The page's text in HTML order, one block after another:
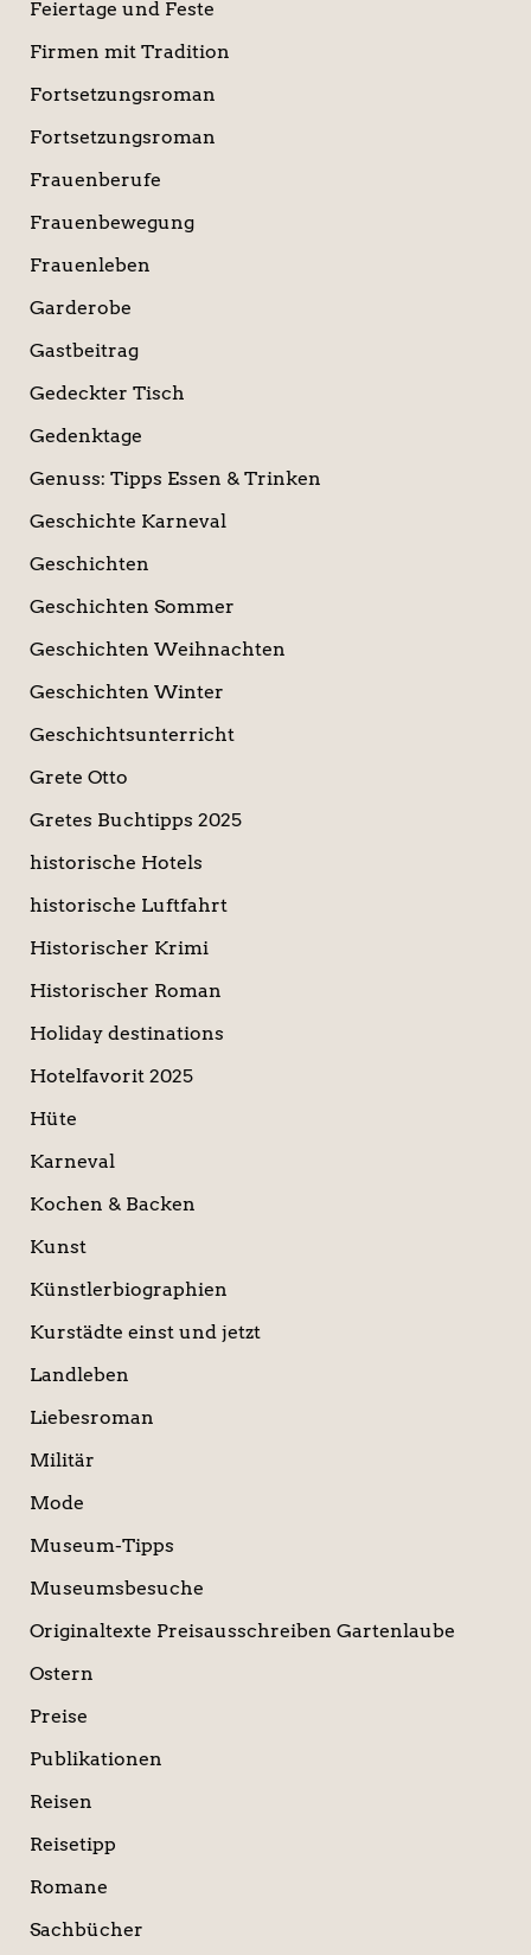
Feiertage und Feste
Firmen mit Tradition
Fortsetzungsroman
Fortsetzungsroman
Frauenberufe
Frauenbewegung
Frauenleben
Garderobe
Gastbeitrag
Gedeckter Tisch
Gedenktage
Genuss: Tipps Essen & Trinken
Geschichte Karneval
Geschichten
Geschichten Sommer
Geschichten Weihnachten
Geschichten Winter
Geschichtsunterricht
Grete Otto
Gretes Buchtipps 2025
historische Hotels
historische Luftfahrt
Historischer Krimi
Historischer Roman
Holiday destinations
Hotelfavorit 2025
Hüte
Karneval
Kochen & Backen
Kunst
Künstlerbiographien
Kurstädte einst und jetzt
Landleben
Liebesroman
Militär
Mode
Museum-Tipps
Museumsbesuche
Originaltexte Preisausschreiben Gartenlaube
Ostern
Preise
Publikationen
Reisen
Reisetipp
Romane
Sachbücher